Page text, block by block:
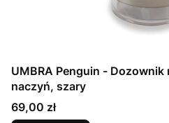
UMBRA Penguin - Dozownik
naczyń, szary
Cena
69,00 zł